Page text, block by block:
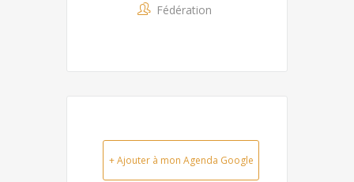
Fédération
+ Ajouter à mon Agenda Google